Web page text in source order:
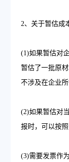
2、关于暂估成
(1)如果暂估对
暂估了一批原
不涉及在企业
(2)如果暂估对
报时，可以按
(3)需要发票作